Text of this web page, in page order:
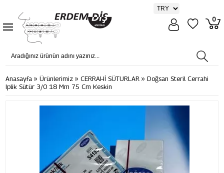
0
Anasayfa » Ürünlerimiz » CERRAHİ SÜTURLAR » Doğsan Steril Cerrahi
Iplik Sütür 3/0 18 Mm 75 Cm Keskin